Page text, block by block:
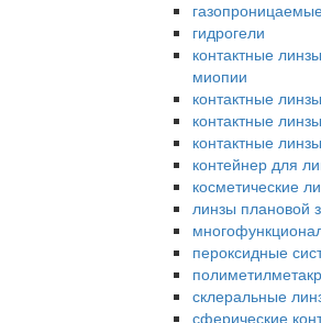
гидрогели
контактные
миопии
контактные
контактные
контактные
контейнер для
косметические
линзы плановой
пероксидные
склеральные
сферические